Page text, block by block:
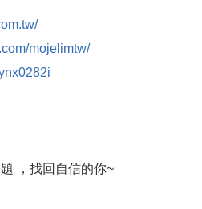
mojelimtw/
，找回自信的你~